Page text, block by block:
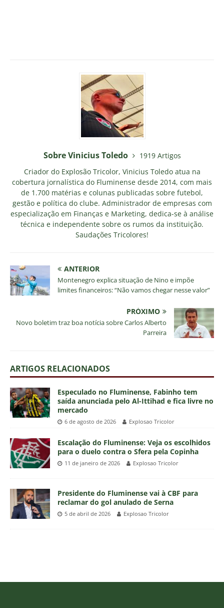
Sobre Vinicius Toledo
1919 Artigos
Criador do Explosão Tricolor, Vinicius Toledo atua na
cobertura jornalística do Fluminense desde 2014, com mais
de 1.700 matérias e colunas publicadas sobre futebol,
gestão e política do clube. Administrador de empresas com
especialização em Finanças e Marketing, dedica-se à análise
técnica e independente sobre os rumos da instituição.
Saudações Tricolores!
ANTERIOR
Montenegro explica situação de Nino e impõe
limites financeiros: “Não vamos chegar nesse valor”
PRÓXIMO
Novo boletim traz boa notícia sobre Carlos Alberto
Parreira
ARTIGOS RELACIONADOS
Especulado no Fluminense, Fabinho tem
saída anunciada pelo Al-Ittihad e fica livre no
mercado
6 de agosto de 2026 Explosao Tricolor
Escalação do Fluminense: Veja os escolhidos
para o duelo contra o Sfera pela Copinha
11 de janeiro de 2026 Explosao Tricolor
Presidente do Fluminense vai à CBF para
reclamar do gol anulado de Serna
5 de abril de 2026 Explosao Tricolor